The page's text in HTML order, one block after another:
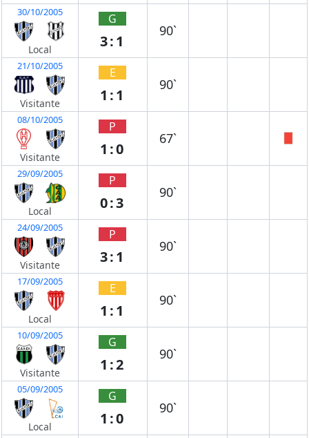
30/10/2005
Local
G
3:1
90`
21/10/2005
Visitante
E
1:1
90`
08/10/2005
Visitante
P
1:0
67`
29/09/2005
Local
P
0:3
90`
24/09/2005
Visitante
P
3:1
90`
17/09/2005
Local
E
1:1
90`
10/09/2005
Visitante
G
1:2
90`
05/09/2005
Local
G
1:0
90`